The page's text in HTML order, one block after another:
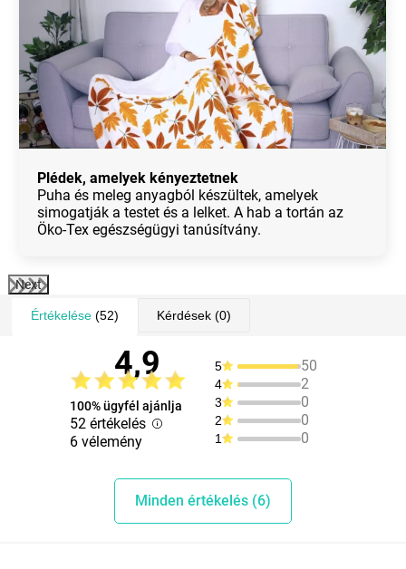
Plédek, amelyek kényeztetnek
Puha és meleg anyagból készültek, amelyek
simogatják a testet és a lelket. A hab a tortán az
Öko-Tex egészségügyi tanúsítvány.
Next
Értékelése(52) Kérdések(0)
4,9
100% ügyfél ajánlja
52 értékelés
6 vélemény
5 50
4 2
3 0
2 0
1 0
Minden értékelés (6)